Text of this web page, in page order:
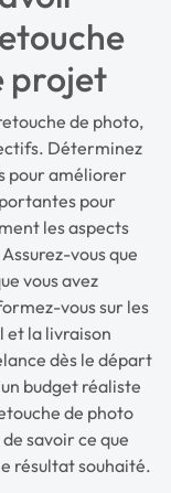
projet
de photo,
Déterminez
pour améliorer
pour
les aspects
vous que
vous avez
vous sur les
et la livraison
dès le départ
budget réaliste
de photo
savoir ce que
résultat souhaité.